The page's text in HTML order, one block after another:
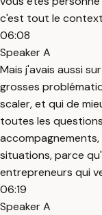
c'est tout le
06:08
Speaker A
Mais j'avais aussi
grosses
scaler, et qui de
toutes les
situations, parce
entrepreneurs qui
06:19
Speaker A